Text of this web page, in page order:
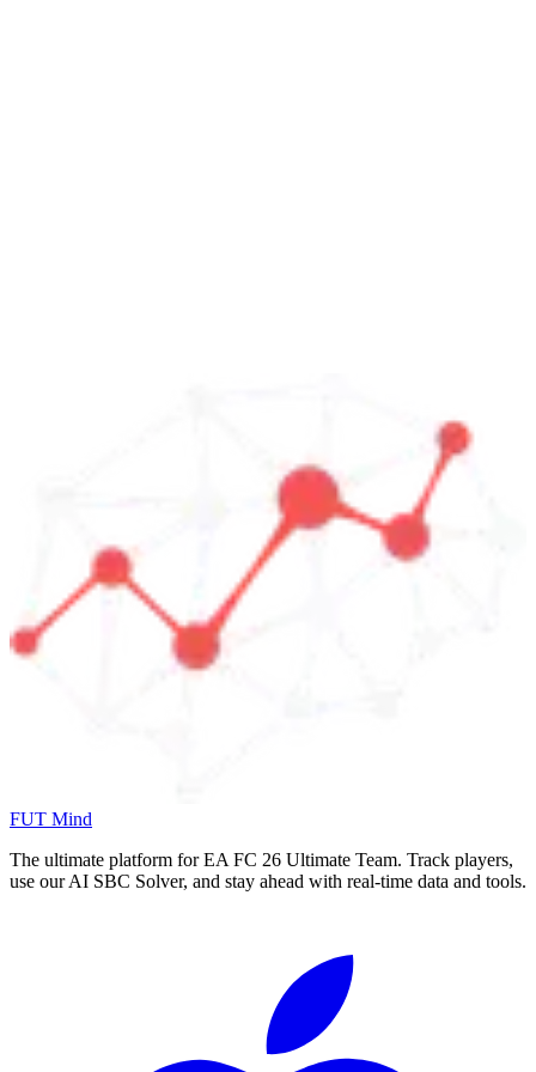
FUT Mind
The ultimate platform for EA FC 26 Ultimate Team. Track players,
use our AI SBC Solver, and stay ahead with real-time data and tools.